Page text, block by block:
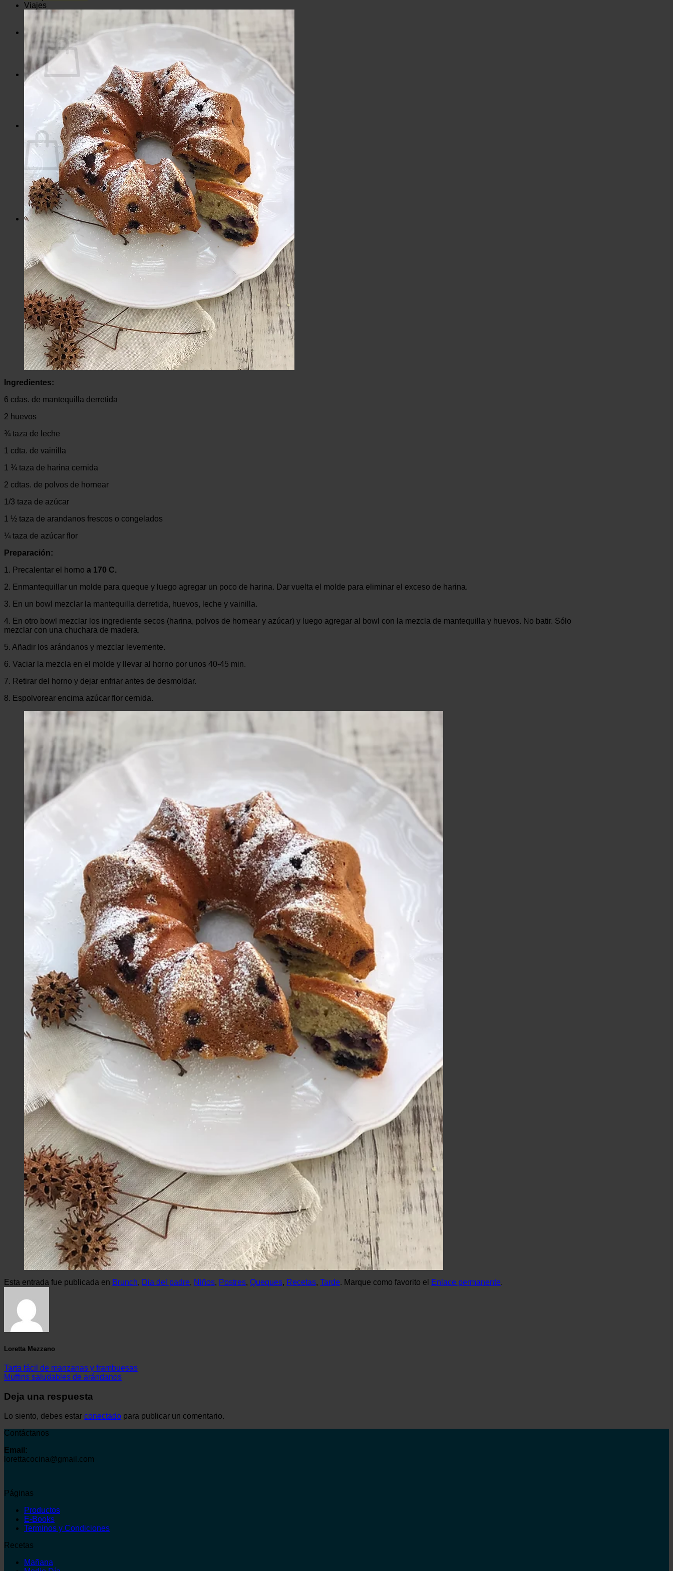
Viajes
Viaje Colombia 2023
E-books
No hay productos en el carrito.
Volver a la tienda
Carrito
No hay productos en el carrito.
Volver a la tienda
Ingredientes:
6 cdas. de mantequilla derretida
2 huevos
¾ taza de leche
1 cdta. de vainilla
1 ¾ taza de harina cernida
2 cdtas. de polvos de hornear
1/3 taza de azúcar
1 ½ taza de arandanos frescos o congelados
¼ taza de azúcar flor
Preparación:
1. Precalentar el horno a 170 C.
2. Enmantequillar un molde para queque y luego agregar un poco de harina. Dar vuelta el molde para eliminar el exceso de harina.
3. En un bowl mezclar la mantequilla derretida, huevos, leche y vainilla.
4. En otro bowl mezclar los ingrediente secos (harina, polvos de hornear y azúcar) y luego agregar al bowl con la mezcla de mantequilla y huevos. No batir. Sólo
mezclar con una chuchara de madera.
5. Añadir los arándanos y mezclar levemente.
6. Vaciar la mezcla en el molde y llevar al horno por unos 40-45 min.
7. Retirar del horno y dejar enfriar antes de desmoldar.
8. Espolvorear encima azúcar flor cernida.
Esta entrada fue publicada en Brunch, Dia del padre, Niños, Postres, Queques, Recetas, Tarde. Marque como favorito el Enlace permanente.
Loretta Mezzano
Tarta fácil de manzanas y frambuesas
Muffins saludables de arándanos
Deja una respuesta
Lo siento, debes estar conectado para publicar un comentario.
Contáctanos
Email:
lorettacocina@gmail.com
Páginas
Productos
E-Books
Terminos y Condiciones
Recetas
Mañana